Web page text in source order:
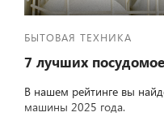
БЫТОВАЯ ТЕХНИКА
7 лучших
В нашем рейтинге вы
машины 2025 года.